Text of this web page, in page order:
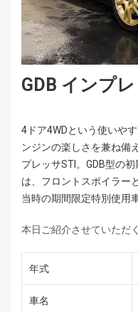
GDB インプ
4ドア4WDという使いや
ンジンの楽しさを兼ね備
プレッサSTI。GDB型の
は、フロントスポイラー
当時の期間限定特別使用
本日ご紹介させていただ
年式
車名